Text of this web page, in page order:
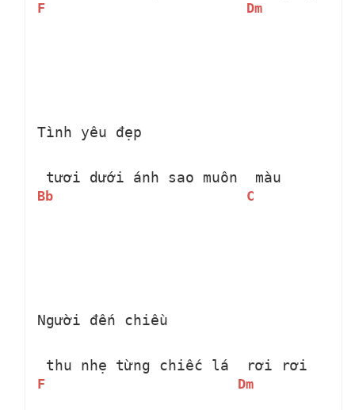
F Dm
Tình yêu đẹp
Bb
tươi dưới ánh sao muôn
C
màu
Người đến chiều
F
thu nhẹ từng chiếc lá
Dm
rơi rơi